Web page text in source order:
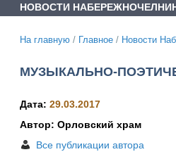
НОВОСТИ
На главную / Главное / Новости
МУЗЫКАЛЬНО-
Дата: 29.03.2017
Автор: Орловский храм
Все публикации автора